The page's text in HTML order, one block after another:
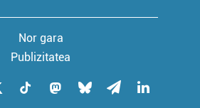
Nor gara
Publizitatea